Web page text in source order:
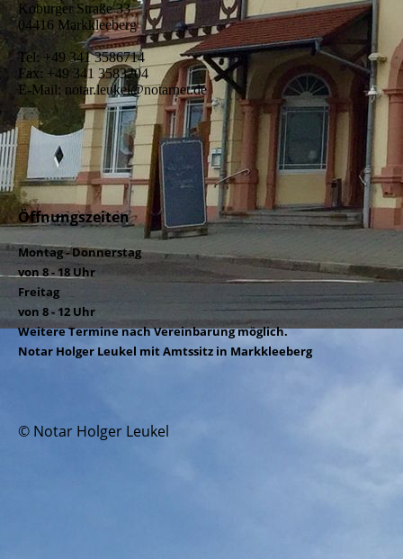
Koburger Straße 33
04416 Markkleeberg
Tel: +49 341 3586714
Fax: +49 341 3583204
E-Mail: notar.leukel@notarnet.de
Öffnungszeiten
Montag - Donnerstag
von 8 - 18 Uhr
Freitag
von 8 - 12 Uhr
Weitere Termine nach Vereinbarung möglich.
Notar Holger Leukel mit Amtssitz in Markkleeberg
© Notar Holger Leukel